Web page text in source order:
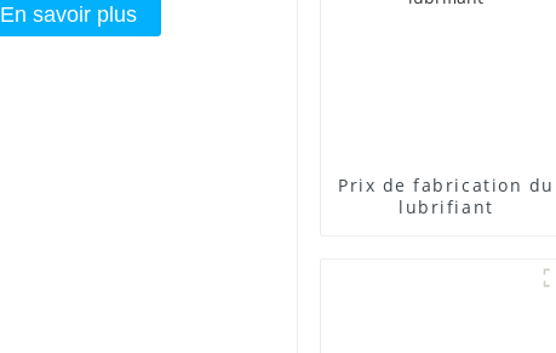
En savoir plus
Prix ​​de fabrication du
lubrifiant